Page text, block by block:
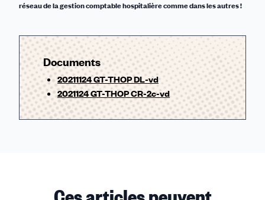
réseau de la gestion comptable hospitalière comme dans les autres !
Documents
20211124 GT-THOP DL-vd
2021124 GT-THOP CR-2c-vd